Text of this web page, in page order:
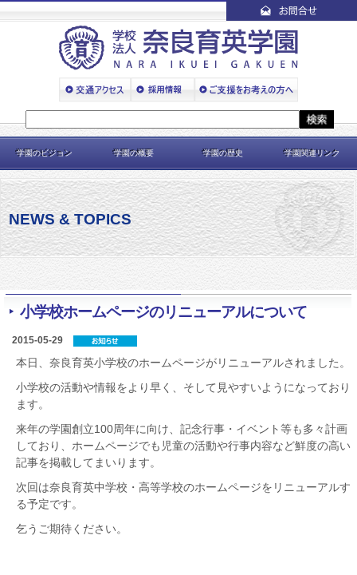
学園のビジョン 学園の概要 学園の歴史 学園関連リンク
NEWS & TOPICS
小学校ホームページのリニューアルについて
2015-05-29
本日、奈良育英小学校のホームページがリニューアルされました。
小学校の活動や情報をより早く、そして見やすいようになっており
ます。
来年の学園創立100周年に向け、記念行事・イベント等も多々計画
しており、ホームページでも児童の活動や行事内容など鮮度の高い
記事を掲載してまいります。
次回は奈良育英中学校・高等学校のホームページをリニューアルす
る予定です。
乞うご期待ください。